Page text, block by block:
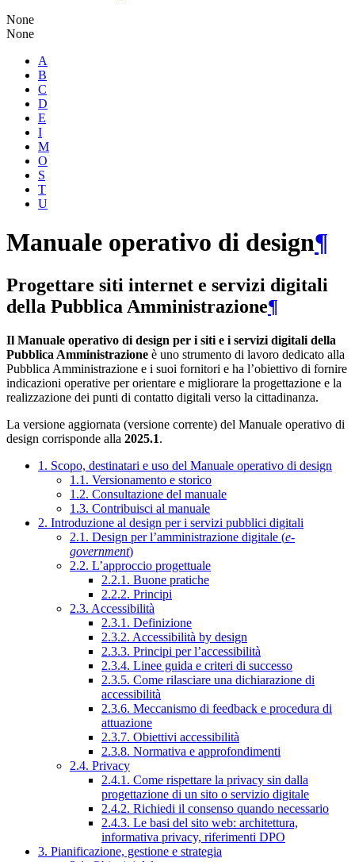
None
None
A
B
C
D
E
I
M
O
S
T
U
Manuale operativo di design¶
Progettare siti internet e servizi digitali
della Pubblica Amministrazione¶
Il Manuale operativo di design per i siti e i servizi digitali della
Pubblica Amministrazione è uno strumento di lavoro dedicato alla
Pubblica Amministrazione e i suoi fornitori e ha l’obiettivo di fornire
indicazioni operative per orientare e migliorare la progettazione e la
realizzazione dei punti di contatto digitali verso la cittadinanza.
La versione aggiornata (versione corrente) del Manuale operativo di
design corrisponde alla 2025.1.
1. Scopo, destinatari e uso del Manuale operativo di design
1.1. Versionamento e storico
1.2. Consultazione del manuale
1.3. Contribuisci al manuale
2. Introduzione al design per i servizi pubblici digitali
2.1. Design per l’amministrazione digitale (e-
government)
2.2. L’approccio progettuale
2.2.1. Buone pratiche
2.2.2. Principi
2.3. Accessibilità
2.3.1. Definizione
2.3.2. Accessibilità by design
2.3.3. Principi per l’accessibilità
2.3.4. Linee guida e criteri di successo
2.3.5. Come rilasciare una dichiarazione di
accessibilità
2.3.6. Meccanismo di feedback e procedura di
attuazione
2.3.7. Obiettivi accessibilità
2.3.8. Normativa e approfondimenti
2.4. Privacy
2.4.1. Come rispettare la privacy sin dalla
progettazione di un sito o servizio digitale
2.4.2. Richiedi il consenso quando necessario
2.4.3. Le basi del sito web: architettura,
informativa privacy, riferimenti DPO
3. Pianificazione, gestione e strategia